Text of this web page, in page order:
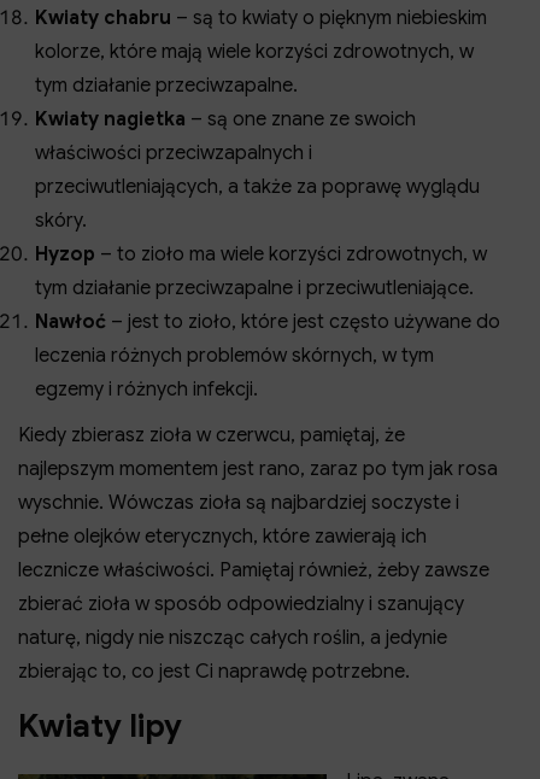
Kwiaty chabru – są to kwiaty o pięknym niebieskim
kolorze, które mają wiele korzyści zdrowotnych, w
tym działanie przeciwzapalne.
Kwiaty nagietka – są one znane ze swoich
właściwości przeciwzapalnych i
przeciwutleniających, a także za poprawę wyglądu
skóry.
Hyzop – to zioło ma wiele korzyści zdrowotnych, w
tym działanie przeciwzapalne i przeciwutleniające.
Nawłoć – jest to zioło, które jest często używane do
leczenia różnych problemów skórnych, w tym
egzemy i różnych infekcji.
Kiedy zbierasz zioła w czerwcu, pamiętaj, że
najlepszym momentem jest rano, zaraz po tym jak rosa
wyschnie. Wówczas zioła są najbardziej soczyste i
pełne olejków eterycznych, które zawierają ich
lecznicze właściwości. Pamiętaj również, żeby zawsze
zbierać zioła w sposób odpowiedzialny i szanujący
naturę, nigdy nie niszcząc całych roślin, a jedynie
zbierając to, co jest Ci naprawdę potrzebne.
Kwiaty lipy